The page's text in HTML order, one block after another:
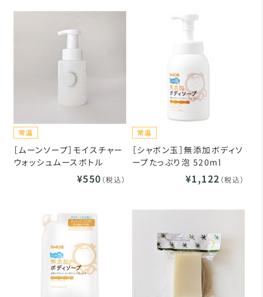
［ムーンソープ］モイスチャー
ウォッシュムースボトル
¥550 （税込）
［シャボン玉］無添加ボディソ
ープたっぷり泡 520ml
¥1,122 （税込）